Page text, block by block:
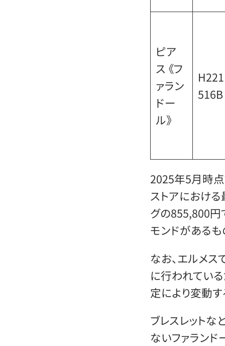
ピア
ス 《フ
ァラン
ドー
ル》
H221
516B
2025年5月時点
ストアにおける
グの855,800円
モンドがあるも
なお、エルメ
に行われてい
定により変動
ブレスレットな
ないファラン